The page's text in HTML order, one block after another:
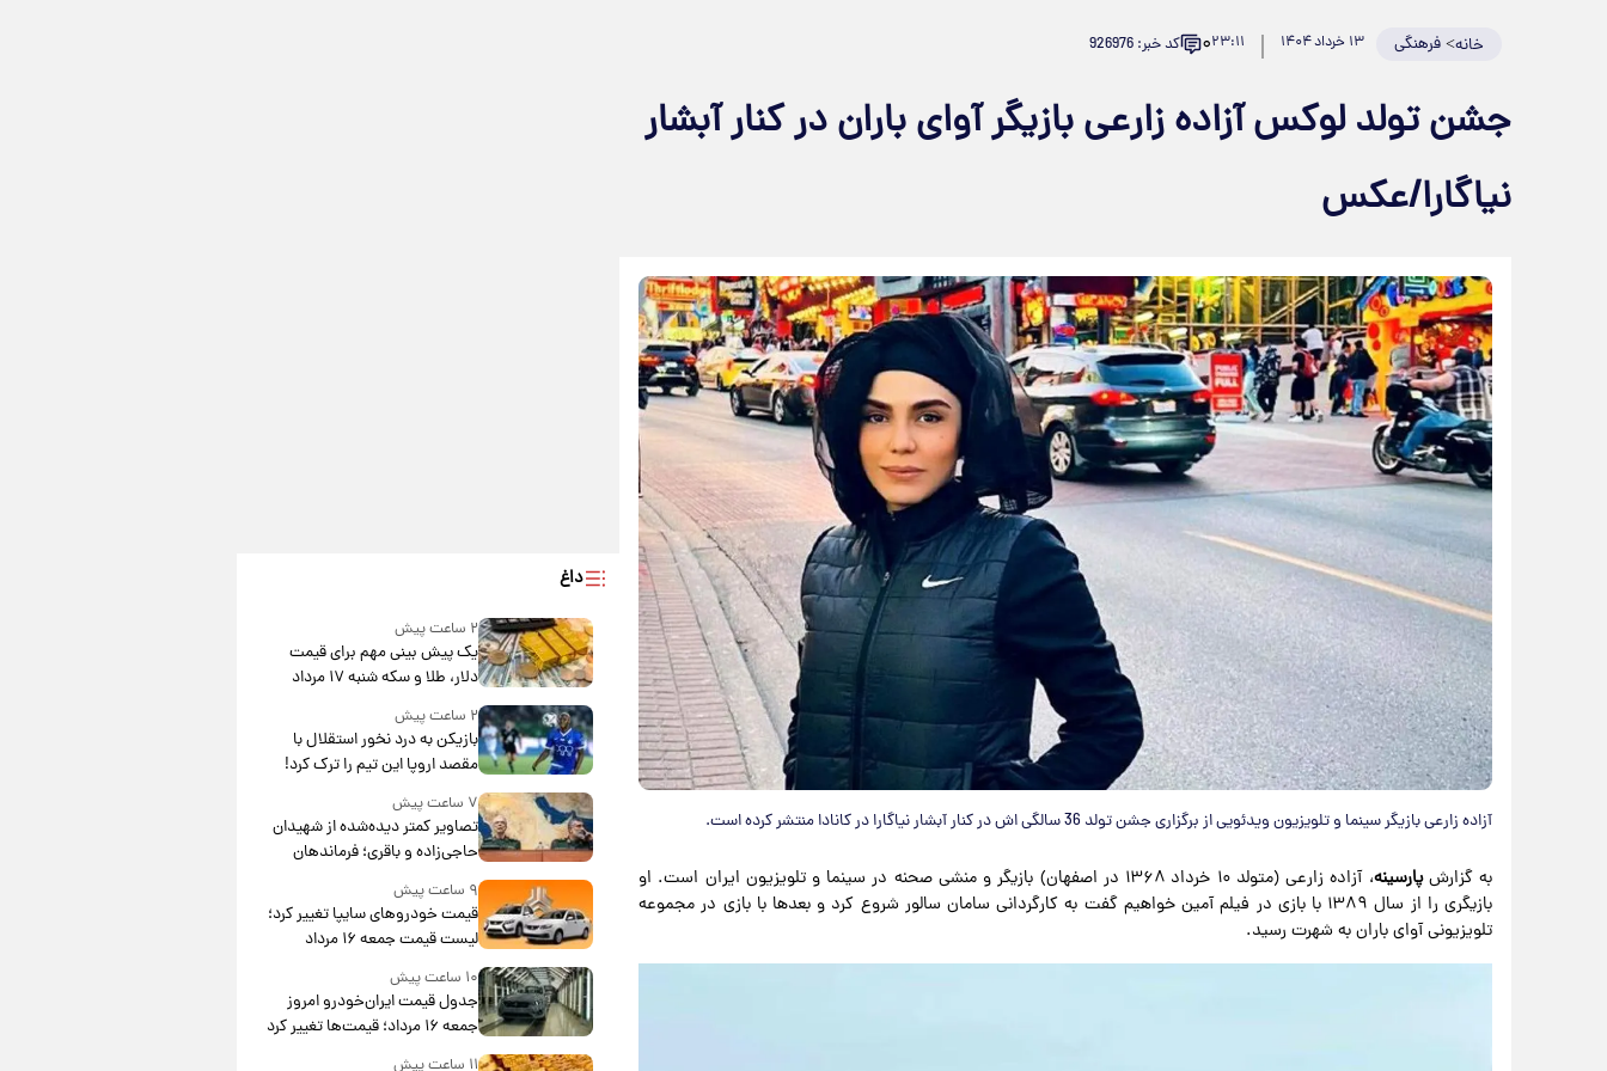
خانه>فرهنگی ۱۳ خرداد ۱۴۰۴ ۲۳:۱۱۰ کد خبر: 926976
جشن تولد لوکس آزاده زارعی بازیگر آوای باران در کنار آبشار
نیاگارا/عکس
آزاده زارعی بازیگر سینما و تلویزیون ویدئویی از برگزاری جشن تولد 36 سالگی اش در کنار آبشار نیاگارا در کانادا منتشر کرده است.
به گزارشپارسینه
، آزاده زارعی (متولد ۱۰ خرداد ۱۳۶۸ در اصفهان) بازیگر و منشی صحنه در سینما و تلویزیون ایران است. او
بازیگری را از سال ۱۳۸۹ با بازی در فیلم آمین خواهیم گفت به کارگردانی سامان سالور شروع کرد و بعدها با بازی در مجموعه
تلویزیونی آوای باران به شهرت رسید.
داغ
۲ ساعت پیش
یک پیش ‌بینی مهم برای قیمت
دلار، طلا و سکه شنبه ۱۷ مرداد
۲ ساعت پیش
بازیکن به درد نخور استقلال با
مقصد اروپا این تیم را ترک کرد!
۷ ساعت پیش
تصاویر کمتر دیده‌شده از شهیدان
حاجی‌زاده و باقری؛ فرماندهان
۹ ساعت پیش
قیمت خودروهای سایپا تغییر کرد؛
لیست قیمت جمعه ۱۶ مرداد
منتشر شد
۱۰ ساعت پیش
جدول قیمت ایران‌خودرو امروز
جمعه ۱۶ مرداد؛ قیمت‌ها تغییر کرد
۱۱ ساعت پیش